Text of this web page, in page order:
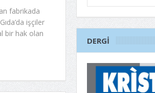
fabrikada
işçiler
bir hak olan
DERGI